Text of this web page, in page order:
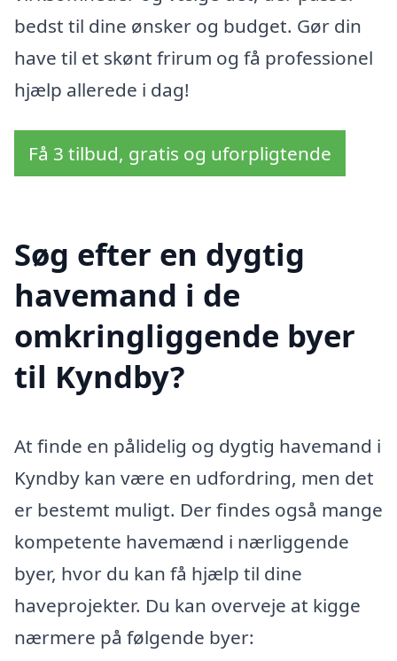
bedst til dine ønsker og budget. Gør din
have til et skønt frirum og få professionel
hjælp allerede i dag!
Få 3 tilbud, gratis og uforpligtende
Søg efter en dygtig
havemand i de
omkringliggende byer
til Kyndby?
At finde en pålidelig og dygtig havemand i
Kyndby kan være en udfordring, men det
er bestemt muligt. Der findes også mange
kompetente havemænd i nærliggende
byer, hvor du kan få hjælp til dine
haveprojekter. Du kan overveje at kigge
nærmere på følgende byer: